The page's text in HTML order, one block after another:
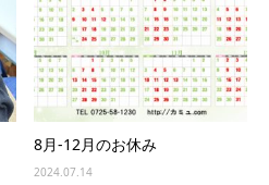
8月-12月のお休み
2024.07.14